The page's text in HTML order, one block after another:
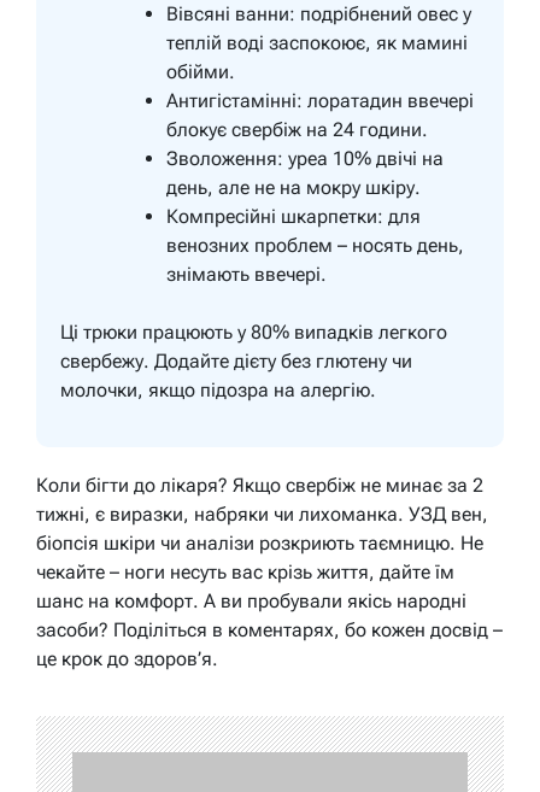
Вівсяні ванни: подрібнений овес у
теплій воді заспокоює, як мамині
обійми.
Антигістамінні: лоратадин ввечері
блокує свербіж на 24 години.
Зволоження: уреа 10% двічі на
день, але не на мокру шкіру.
Компресійні шкарпетки: для
венозних проблем – носять день,
знімають ввечері.
Ці трюки працюють у 80% випадків легкого
свербежу. Додайте дієту без глютену чи
молочки, якщо підозра на алергію.
Коли бігти до лікаря? Якщо свербіж не минає за 2
тижні, є виразки, набряки чи лихоманка. УЗД вен,
біопсія шкіри чи аналізи розкриють таємницю. Не
чекайте – ноги несуть вас крізь життя, дайте їм
шанс на комфорт. А ви пробували якісь народні
засоби? Поділіться в коментарях, бо кожен досвід –
це крок до здоров’я.